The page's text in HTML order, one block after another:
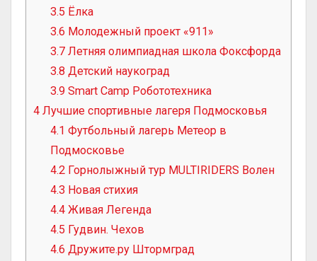
3.5 Ёлка
3.6 Молодежный проект «911»
3.7 Летняя олимпиадная школа Фоксфорда
3.8 Детский наукоград
3.9 Smart Camp Робототехника
4 Лучшие спортивные лагеря Подмосковья
4.1 Футбольный лагерь Метеор в
Подмосковье
4.2 Горнолыжный тур MULTIRIDERS Волен
4.3 Новая стихия
4.4 Живая Легенда
4.5 Гудвин. Чехов
4.6 Дружите.ру Штормград